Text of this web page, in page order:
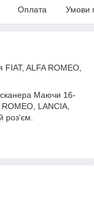
Оплата Умови
ALFA ROMEO,
Маючи 16-
LANCIA,
роз'єм.